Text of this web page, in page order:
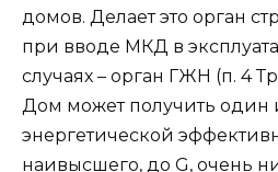
домов. Делает это орган
при вводе МКД в
случаях – орган ГЖН (п. 4
Дом может получить один
энергетической
наивысшего, до G, очень